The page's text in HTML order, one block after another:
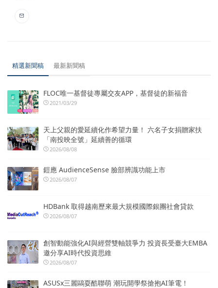
精選新聞稿 最新新聞稿
FLOC唯一基督徒專屬交友APP，基督徒的新福音
2021/03/29
天上父親的愛延續化作希望力量！ 六名子女捐贈家扶
「南投映全號」延續善的循環
2026/08/08
鎧應 AudienceSense 臉部辨識功能上市
2026/08/07
HDBank 取得越南歷來最大規模國際銀團社會貸款
2026/08/07
創智動能強化AI與經營雙軸競爭力 投資長受臺大EMBA
邀分享AI時代投資思維
2026/08/07
ASUSx三麗鷗耍酷聯萌 潮玩開學祭搶抱AI筆電！